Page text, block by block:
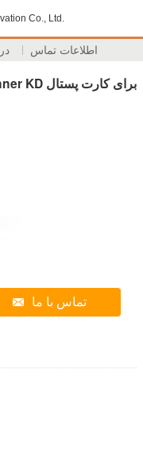
Co., Ltd.
اطلاعات تماس
قفسه صفحه نمایش فلزی 8 طرفه Spinner KD برای کارت پستال
تماس با ما